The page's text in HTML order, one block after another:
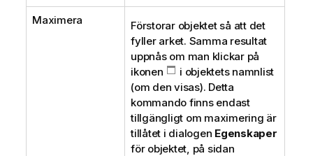
Maximera
Förstorar objektet så att det
fyller arket. Samma resultat
uppnås om man klickar på
ikonen
i objektets namnlist
(om den visas). Detta
kommando finns endast
tillgängligt om maximering är
tillåtet i dialogen Egenskaper
för objektet, på sidan